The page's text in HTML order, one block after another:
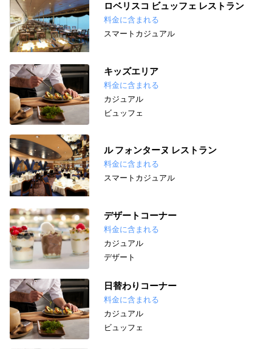
ロベリスコ ビュッフェ レストラン
料金に含まれる
スマートカジュアル
キッズエリア
料金に含まれる
カジュアル
ビュッフェ
ル フォンターヌ レストラン
料金に含まれる
スマートカジュアル
デザートコーナー
料金に含まれる
カジュアル
デザート
日替わりコーナー
料金に含まれる
カジュアル
ビュッフェ